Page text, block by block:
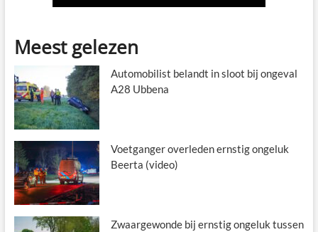
Meest gelezen
Automobilist belandt in sloot bij ongeval
A28 Ubbena
Voetganger overleden ernstig ongeluk
Beerta (video)
Zwaargewonde bij ernstig ongeluk tussen